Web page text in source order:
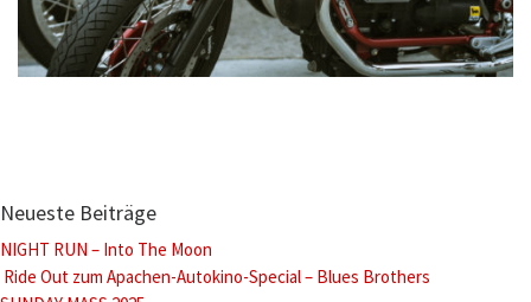
Neueste Beiträge
NIGHT RUN – Into The Moon
Ride Out zum Apachen-Autokino-Special – Blues Brothers